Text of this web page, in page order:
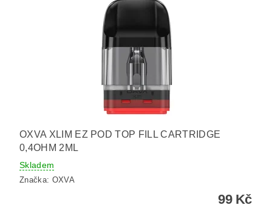
OXVA XLIM EZ POD TOP FILL CARTRIDGE
0,4OHM 2ML
Skladem
Značka: OXVA
99 Kč